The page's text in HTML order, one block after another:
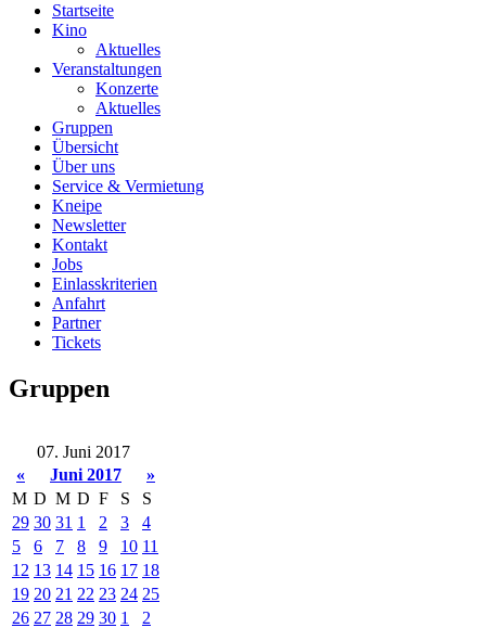
Startseite
Kino
Aktuelles
Veranstaltungen
Konzerte
Aktuelles
Gruppen
Übersicht
Über uns
Service & Vermietung
Kneipe
Newsletter
Kontakt
Jobs
Einlasskriterien
Anfahrt
Partner
Tickets
Gruppen
07. Juni 2017
«
Juni 2017
»
M D M D F S
S
29 30 31 1 2 3
4
5
6 7 8 9 10 11
12 13 14 15 16 17 18
19 20 21 22 23 24 25
26 27 28 29 30 1 2